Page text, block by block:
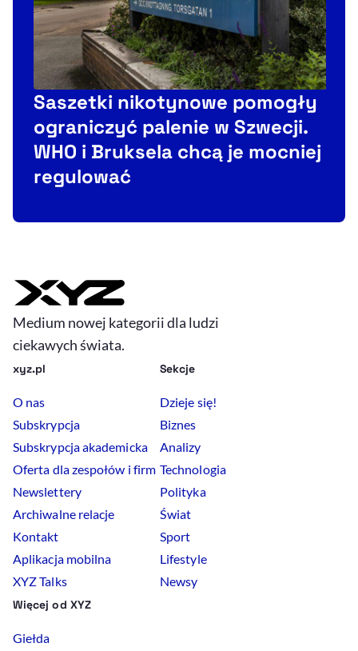
Saszetki nikotynowe pomogły
ograniczyć palenie w Szwecji.
WHO i Bruksela chcą je mocniej
regulować
Medium nowej kategorii dla ludzi
ciekawych świata.
xyz.pl
O nas
Subskrypcja
Subskrypcja akademicka
Oferta dla zespołów i firm
Newslettery
Archiwalne relacje
Kontakt
Aplikacja mobilna
XYZ Talks
Sekcje
Dzieje się!
Biznes
Analizy
Technologia
Polityka
Świat
Sport
Lifestyle
Newsy
Więcej od XYZ
Giełda